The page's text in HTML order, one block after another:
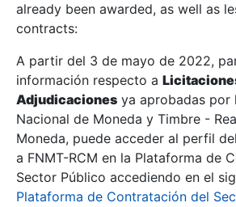
Show/Hide
Show/Hide
already been awarded, as well as
contracts:
A partir del 3 de mayo de 2022,
información respecto a
Adjudicaciones ya aprobadas por
Nacional de Moneda y Timbre -
Moneda, puede acceder al perfil
a FNMT-RCM en la Plataforma de
Sector Público accediendo en el
Plataforma de Contratación del